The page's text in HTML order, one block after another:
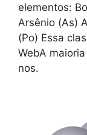
elementos:
Arsênio (As)
(Po) Essa
WebA
nos.